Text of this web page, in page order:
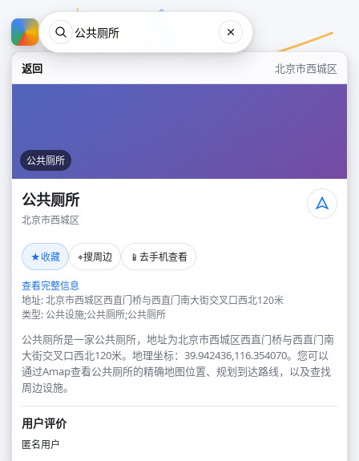
返回 北京市西城区
公共厕所
公共厕所
北京市西城区
★收藏 ⌖搜周边 📱 去手机查看
查看完整信息
地址: 北京市西城区西直门桥与西直门南大街交叉口西北120米
类型: 公共设施;公共厕所;公共厕所
公共厕所是一家公共厕所，地址为北京市西城区西直门桥与西直门南
大街交叉口西北120米。地理坐标：39.942436,116.354070。您可以
通过Amap查看公共厕所的精确地图位置、规划到达路线，以及查找
周边设施。
用户评价
匿名用户